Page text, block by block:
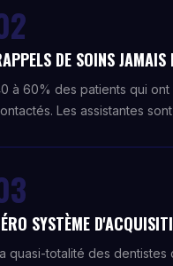
DE SOINS
à 60% des patients qui
Les assistantes
SYSTÈME
quasi-totalité des